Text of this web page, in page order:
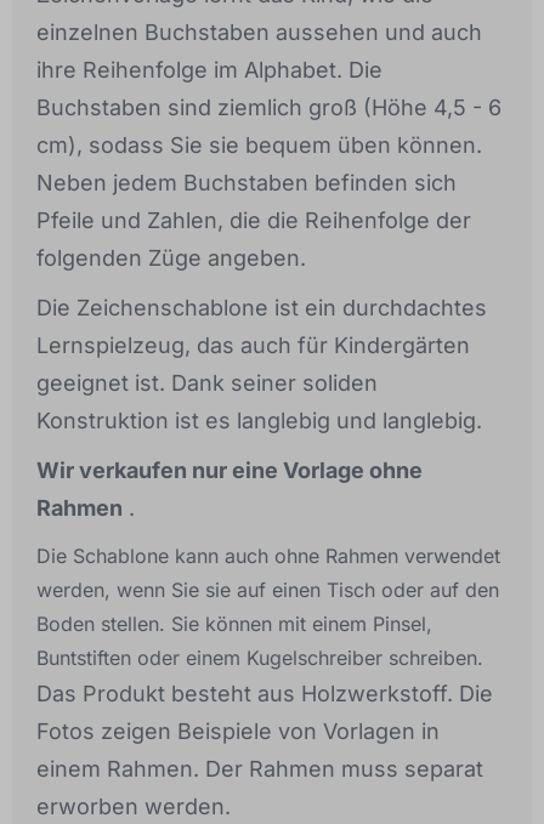
einzelnen Buchstaben aussehen und auch
ihre Reihenfolge im Alphabet. Die
Buchstaben sind ziemlich groß (Höhe 4,5 - 6
cm), sodass Sie sie bequem üben können.
Neben jedem Buchstaben befinden sich
Pfeile und Zahlen, die die Reihenfolge der
folgenden Züge angeben.
Die Zeichenschablone ist ein durchdachtes
Lernspielzeug, das auch für Kindergärten
geeignet ist. Dank seiner soliden
Konstruktion ist es langlebig und langlebig.
Wir verkaufen nur eine Vorlage ohne
Rahmen .
Die Schablone kann auch ohne Rahmen verwendet
werden, wenn Sie sie auf einen Tisch oder auf den
Boden stellen. Sie können mit einem Pinsel,
Buntstiften oder einem Kugelschreiber schreiben.
Das Produkt besteht aus Holzwerkstoff. Die
Fotos zeigen Beispiele von Vorlagen in
einem Rahmen. Der Rahmen muss separat
erworben werden.